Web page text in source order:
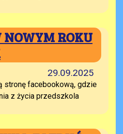
ROKU
29.09.2025
stronę facebookową, gdzie
z życia przedszkola